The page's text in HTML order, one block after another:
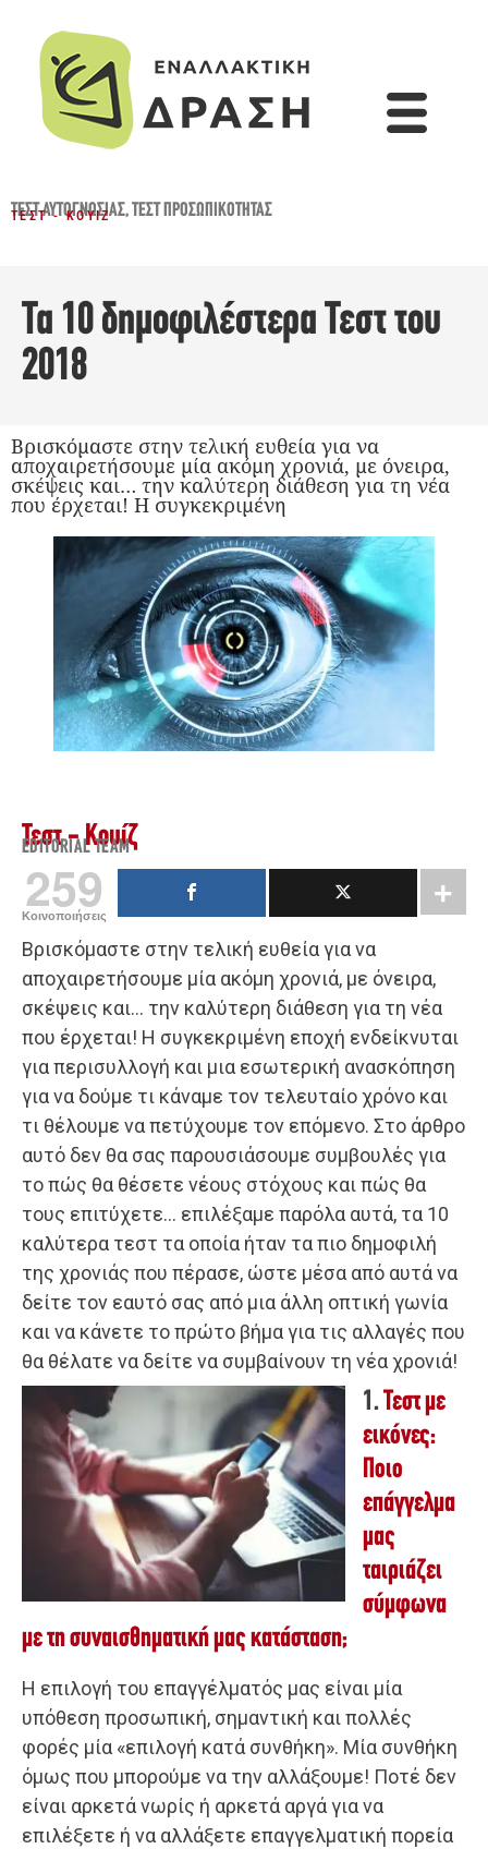
ΤΕΣΤ ΑΥΤΟΓΝΩΣΊΑΣ,ΤΕΣΤ ΠΡΟΣΩΠΙΚΌΤΗΤΑΣ
ΤΕΣΤ - ΚΟΥΊΖ
Τα 10 δημοφιλέστερα Τεστ του
2018
Βρισκόμαστε στην τελική ευθεία για να
αποχαιρετήσουμε μία ακόμη χρονιά, με όνειρα,
σκέψεις και… την καλύτερη διάθεση για τη νέα
που έρχεται! Η συγκεκριμένη
Τεστ - Κουίζ
EDITORIAL TEAM
259
Κοινοποιήσεις
Βρισκόμαστε στην τελική ευθεία για να
αποχαιρετήσουμε μία ακόμη χρονιά, με όνειρα,
σκέψεις και… την καλύτερη διάθεση για τη νέα
που έρχεται! Η συγκεκριμένη εποχή ενδείκνυται
για περισυλλογή και μια εσωτερική ανασκόπηση
για να δούμε τι κάναμε τον τελευταίο χρόνο και
τι θέλουμε να πετύχουμε τον επόμενο. Στο άρθρο
αυτό δεν θα σας παρουσιάσουμε συμβουλές για
το πώς θα θέσετε νέους στόχους και πώς θα
τους επιτύχετε… επιλέξαμε παρόλα αυτά, τα 10
καλύτερα τεστ τα οποία ήταν τα πιο δημοφιλή
της χρονιάς που πέρασε, ώστε μέσα από αυτά να
δείτε τον εαυτό σας από μια άλλη οπτική γωνία
και να κάνετε το πρώτο βήμα για τις αλλαγές που
θα θέλατε να δείτε να συμβαίνουν τη νέα χρονιά!
1.Τεστ με
εικόνες:
Ποιο
επάγγελμα
μας
ταιριάζει
σύμφωνα
με τη συναισθηματική μας κατάσταση;
Η επιλογή του επαγγέλματός μας είναι μία
υπόθεση προσωπική, σημαντική και πολλές
φορές μία «επιλογή κατά συνθήκη». Μία συνθήκη
όμως που μπορούμε να την αλλάξουμε! Ποτέ δεν
είναι αρκετά νωρίς ή αρκετά αργά για να
επιλέξετε ή να αλλάξετε επαγγελματική πορεία